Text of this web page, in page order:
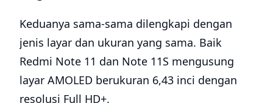
Keduanya sama-sama dilengkapi dengan
jenis layar dan ukuran yang sama. Baik
Redmi Note 11 dan Note 11S mengusung
layar AMOLED berukuran 6,43 inci dengan
resolusi Full HD+.